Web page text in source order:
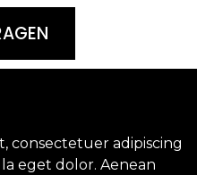
consectetuer adipiscing
eget dolor. Aenean